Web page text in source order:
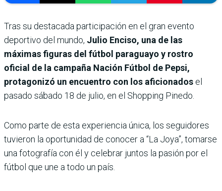
Tras su destacada participación en el gran evento
deportivo del mundo, Julio Enciso, una de las
máximas figuras del fútbol paraguayo y rostro
oficial de la campaña Nación Fútbol de Pepsi,
protagonizó un encuentro con los aficionados el
pasado sábado 18 de julio, en el Shopping Pinedo.
Como parte de esta experiencia única, los seguidores
tuvieron la oportunidad de conocer a “La Joya”, tomarse
una fotografía con él y celebrar juntos la pasión por el
fútbol que une a todo un país.